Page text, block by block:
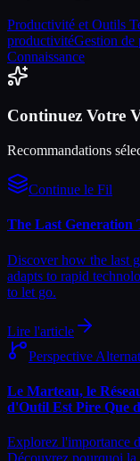
Productivité et Outils
productivitéGestion de
Connaissance
Continuez Votre
Recommandations
Continue le Fil
The Last Generation
Discover how the last
adapts to rapid
to let go.
Lire l'article
Perspective
Le Marteau, le
d'Outil Est Pire Que
Explorez l'importance